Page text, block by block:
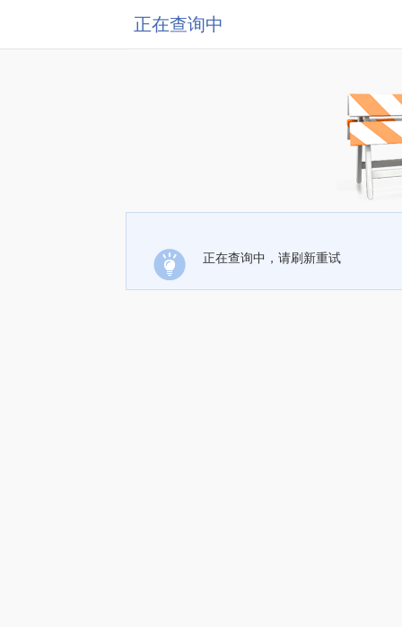
正在查询中
正在查询中，请刷新重试